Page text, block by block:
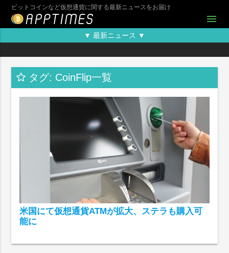
ビットコインなど仮想通貨に関する最新ニュースをお届け
menu
▼ 最新ニュース ▼
タグ: CoinFlip一覧
米国にて仮想通貨ATMが拡大、ステラも購入可
能に